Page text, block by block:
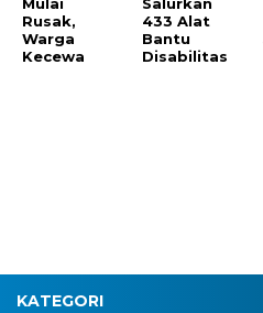
Mulai
Rusak,
Warga
Kecewa
Salurkan
433 Alat
Bantu
Disabilitas
KATEGORI